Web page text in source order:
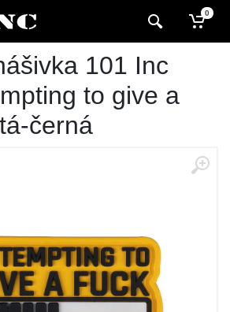
0
101 Inc
to give a
černá